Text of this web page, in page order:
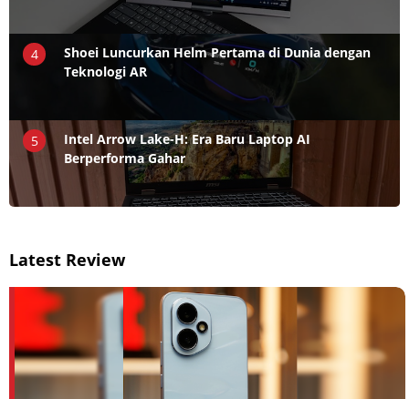
4
Shoei Luncurkan Helm Pertama di Dunia dengan
Teknologi AR
5
Intel Arrow Lake-H: Era Baru Laptop AI
Berperforma Gahar
Latest Review